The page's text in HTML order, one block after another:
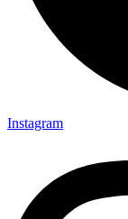
Instagram